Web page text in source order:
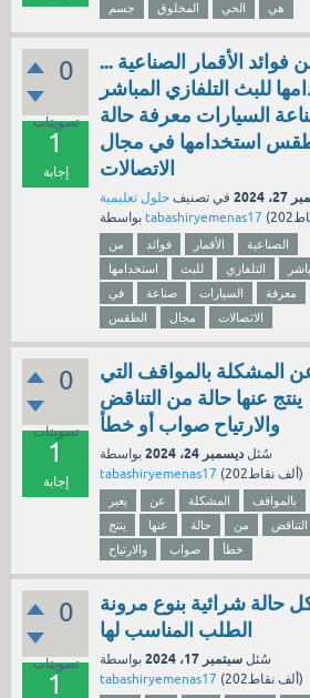
جسم
المخلوق الحي هي
0
تصويتات
1
إجابة
فوائد الأقمار الصناعية ...
للبث التلفازي المباشر
السيارات معرفة حالة
استخدامها في مجال
الاتصالات
2024 في تصنيف حلول تعليمية
tabashiryemenas17 (
من فوائد الأقمار
الصناعية
استخدامها
للبث التلفازي
في
صناعة السيارات معرفة
الطقس
مجال الاتصالات
0
تصويتات
1
إجابة
المشكلة بالمواقف التي
ينتج عنها حالة من التناقض
والارتياح صواب أو خطأ
سُئل ديسمبر 24، 2024
بواسطة
tabashiryemenas17 ( 202ألف نقاط)
يعبر عن المشكلة بالمواقف
ينتج
عنها حالة من
التناقض
والارتياح
صواب خطأ
0
تصويتات
1
حالة شرائية بنوع مرونة
الطلب المناسب لها
سُئل سبتمبر 17، 2024
بواسطة
tabashiryemenas17 ( 202ألف نقاط)